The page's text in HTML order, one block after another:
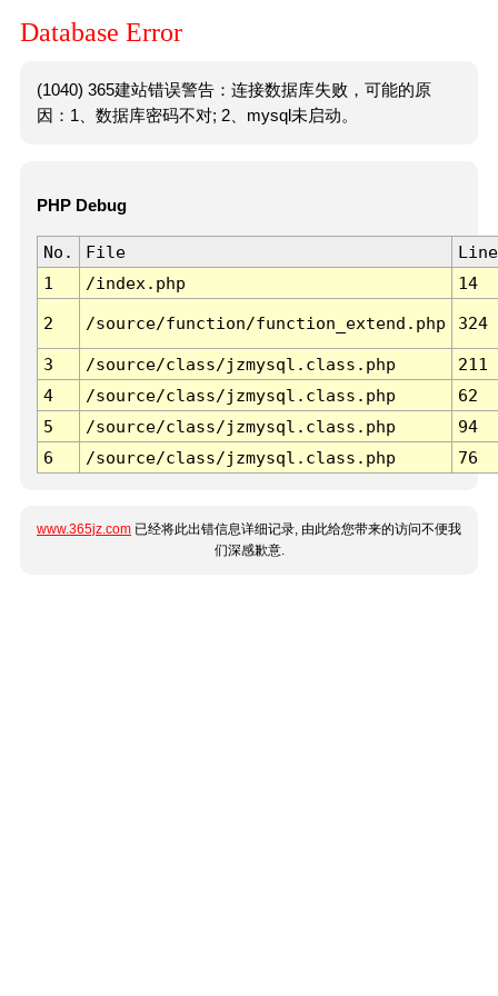
Database Error
(1040) 365建站错误警告：连接数据库失败，可能的原
因：1、数据库密码不对; 2、mysql未启动。
PHP Debug
No. File
Line
1
/index.php 14
2 /source/function/function_extend.php 324
3 /source/class/jzmysql.class.php
211
4
/source/class/jzmysql.class.php
62
5
/source/class/jzmysql.class.php
94
6
/source/class/jzmysql.class.php 76
www.365jz.com 已经将此出错信息详细记录, 由此给您带来的访问不便我
们深感歉意.